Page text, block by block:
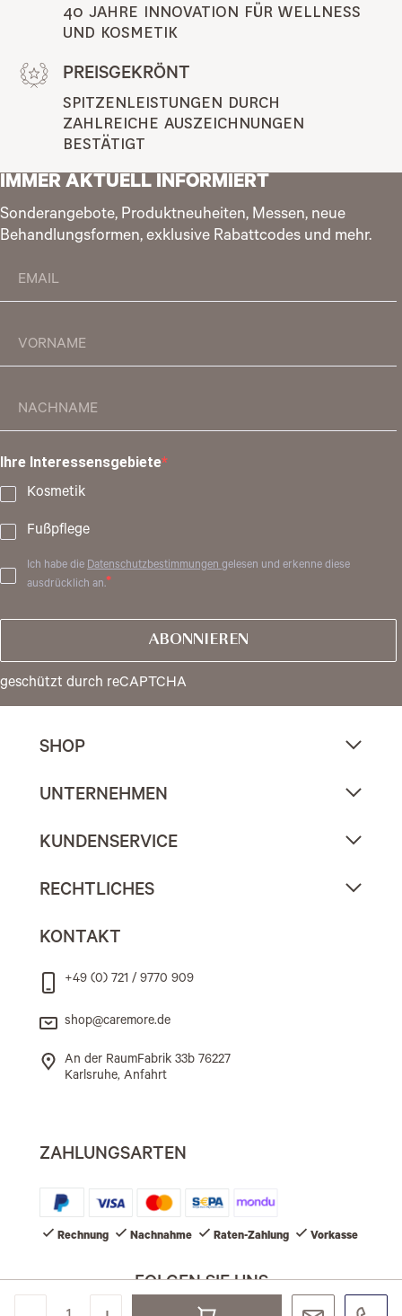
40 JAHRE INNOVATION FÜR WELLNESS
UND KOSMETIK
PREISGEKRÖNT
SPITZENLEISTUNGEN DURCH
ZAHLREICHE AUSZEICHNUNGEN
BESTÄTIGT
IMMER AKTUELL INFORMIERT
Sonderangebote, Produktneuheiten, Messen, neue
Behandlungsformen, exklusive Rabattcodes und mehr.
Ihre Interessensgebiete
Kosmetik
Fußpflege
Ich habe die Datenschutzbestimmungengelesen und erkenne diese
ausdrücklich an.
ABONNIEREN
geschützt durch reCAPTCHA
SHOP
UNTERNEHMEN
KUNDENSERVICE
RECHTLICHES
KONTAKT
+49 (0) 721 / 9770 909
shop@caremore.de
An der RaumFabrik 33b 76227
Karlsruhe, Anfahrt
ZAHLUNGSARTEN
Rechnung Nachnahme Raten-Zahlung Vorkasse
FOLGEN SIE UNS